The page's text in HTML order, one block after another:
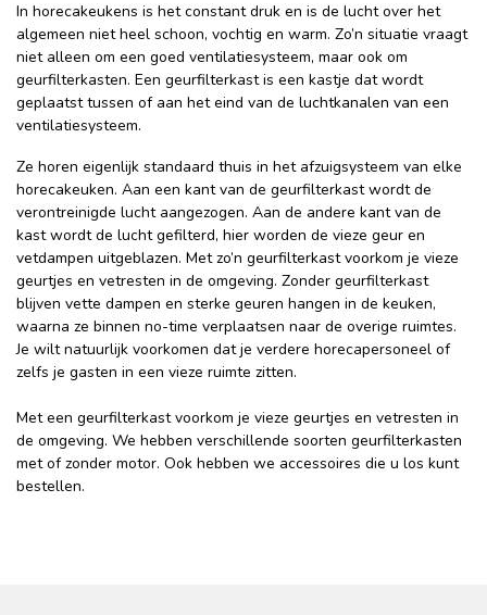
In horecakeukens is het constant druk en is de lucht over het
algemeen niet heel schoon, vochtig en warm. Zo’n situatie vraagt
niet alleen om een goed ventilatiesysteem, maar ook om
geurfilterkasten. Een geurfilterkast is een kastje dat wordt
geplaatst tussen of aan het eind van de luchtkanalen van een
ventilatiesysteem.
Ze horen eigenlijk standaard thuis in het afzuigsysteem van elke
horecakeuken. Aan een kant van de geurfilterkast wordt de
verontreinigde lucht aangezogen. Aan de andere kant van de
kast wordt de lucht gefilterd, hier worden de vieze geur en
vetdampen uitgeblazen. Met zo’n geurfilterkast voorkom je vieze
geurtjes en vetresten in de omgeving. Zonder geurfilterkast
blijven vette dampen en sterke geuren hangen in de keuken,
waarna ze binnen no-time verplaatsen naar de overige ruimtes.
Je wilt natuurlijk voorkomen dat je verdere horecapersoneel of
zelfs je gasten in een vieze ruimte zitten.
Met een geurfilterkast voorkom je vieze geurtjes en vetresten in
de omgeving. We hebben verschillende soorten geurfilterkasten
met of zonder motor. Ook hebben we accessoires die u los kunt
bestellen.